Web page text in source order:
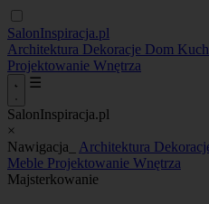
SalonInspiracja.pl
Architektura Dekoracje Dom
Projektowanie Wnętrza
☰
SalonInspiracja.pl
×
Nawigacja_
Architektura
Meble Projektowanie Wnętrza
Majsterkowanie